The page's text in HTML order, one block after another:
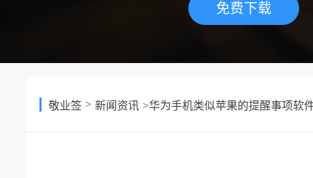
免费下载
敬业签 > 新闻资讯 >华为手机类似苹果的提醒事项软